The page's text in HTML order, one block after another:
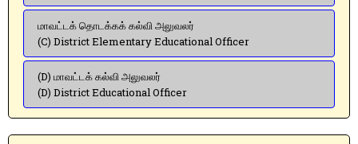
மாவட்டக் தொடக்கக் கல்வி அலுவலர்
(C) District Elementary Educational Officer
(D) மாவட்டக் கல்வி அலுவலர்
(D) District Educational Officer